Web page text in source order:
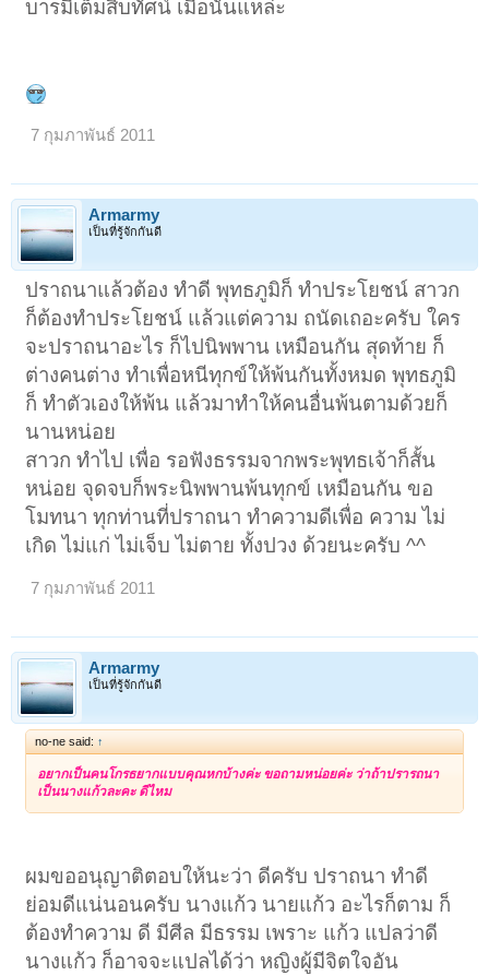
บารมีเต็มสิบทัศน์ เมื่อนั่นแหล่ะ
7 กุมภาพันธ์ 2011
Armarmy
เป็นที่รู้จักกันดี
ปราถนาแล้วต้อง ทำดี พุทธภูมิก็ ทำประโยชน์ สาวก
ก็ต้องทำประโยชน์ แล้วแต่ความ ถนัดเถอะครับ ใคร
จะปราถนาอะไร ก็ไปนิพพาน เหมือนกัน สุดท้าย ก็
ต่างคนต่าง ทำเพื่อหนีทุกข์ให้พ้นกันทั้งหมด พุทธภูมิ
ก็ ทำตัวเองให้พ้น แล้วมาทำให้คนอื่นพ้นตามด้วยก็
นานหน่อย
สาวก ทำไป เพื่อ รอฟังธรรมจากพระพุทธเจ้าก็สั้น
หน่อย จุดจบก็พระนิพพานพ้นทุกข์ เหมือนกัน ขอ
โมทนา ทุกท่านที่ปราถนา ทำความดีเพื่อ ความ ไม่
เกิด ไม่แก่ ไม่เจ็บ ไม่ตาย ทั้งปวง ด้วยนะครับ ^^
7 กุมภาพันธ์ 2011
Armarmy
เป็นที่รู้จักกันดี
no-ne said: ↑
อยากเป็นคนโกรธยากแบบคุณหกบ้างค่ะ ขอถามหน่อยค่ะ ว่าถ้าปรารถนา
เป็นนางแก้วละคะ ดีไหม
ผมขออนุญาติตอบให้นะว่า ดีครับ ปราถนา ทำดี
ย่อมดีแน่นอนครับ นางแก้ว นายแก้ว อะไรก็ตาม ก็
ต้องทำความ ดี มีศีล มีธรรม เพราะ แก้ว แปลว่าดี
นางแก้ว ก็อาจจะแปลได้ว่า หญิงผู้มีจิตใจอัน